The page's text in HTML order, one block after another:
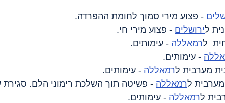
- פצוע מירי סמוך לחומת ההפרדה.
לירושלים - פצוע מירי חי.
לרמאללה - עימותים.
- עימותים.
מערבית לרמאללה - עימותים.
מערבית לרמאללה - פשיטה תוך השלכת רימוני הלם. סגירת
לרמאללה - עימותים.